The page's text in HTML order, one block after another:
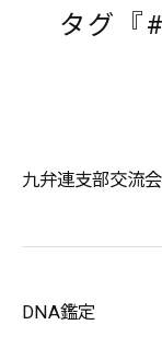
タグ『
九弁連支部交流
DNA鑑定